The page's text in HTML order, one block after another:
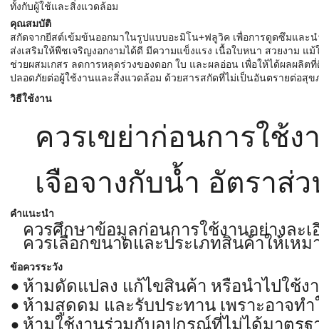
ทั้งกับผู้ใช้และสิ่งแวดล้อม
คุณสมบัติ
สกัดจากยีสต์เข้มข้นออกมาในรูปแบบอะมิโน+ฟลูวิค เพื่อการดูดซึมและน
ส่งเสริมให้พืชเจริญงอกงามได้ดี มีความแข็งแรง เนื้อใบหนา สวยงาม แ
ช่วยผสมเกสร ลดการหลุดร่วงของดอก ใบ และผลอ่อน เพื่อให้ได้ผลผลิ
ปลอดภัยต่อผู้ใช้งานและสิ่งแวดล้อม ด้วยสารสกัดที่ไม่เป็นอันตรายต่อสุข
วิธีใช้งาน
ควรเขย่าก่อนการใช้ง
เจือจางกับน้ำ อัตราส่
คำแนะนำ
ควรศึกษาข้อมูลก่อนการใช้งานอย่างละเ
ควรเลือกขนาดและประเภทสินค้าให้เห
ข้อควรระวัง
ห้ามดัดแปลง แก้ไขสินค้า หรือนำไปใช้ง
ห้ามสูดดม และรับประทาน เพราะอาจท